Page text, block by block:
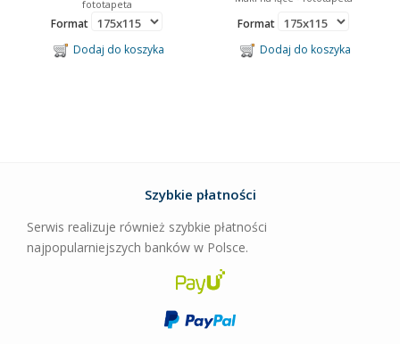
fototapeta
Format
Dodaj do koszyka
Format
Dodaj do koszyka
Szybkie płatności
Serwis realizuje również szybkie płatności
najpopularniejszych banków w Polsce.